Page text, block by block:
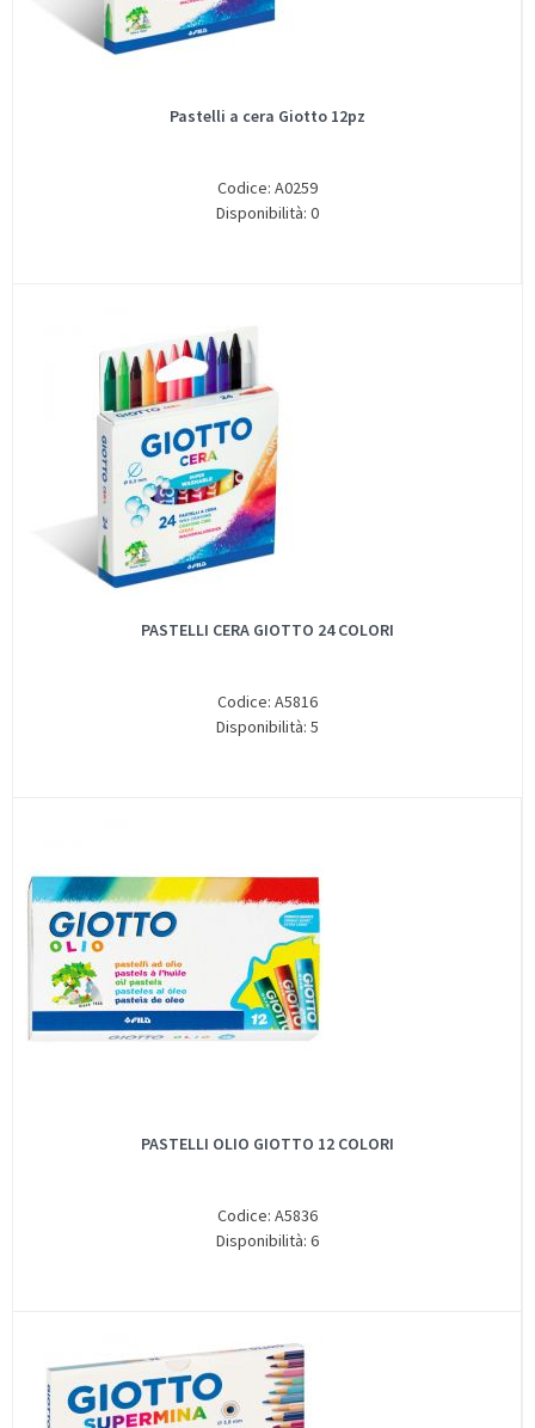
Pastelli a cera Giotto 12pz
Codice: A0259
Disponibilità: 0
PASTELLI CERA GIOTTO 24 COLORI
Codice: A5816
Disponibilità: 5
PASTELLI OLIO GIOTTO 12 COLORI
Codice: A5836
Disponibilità: 6